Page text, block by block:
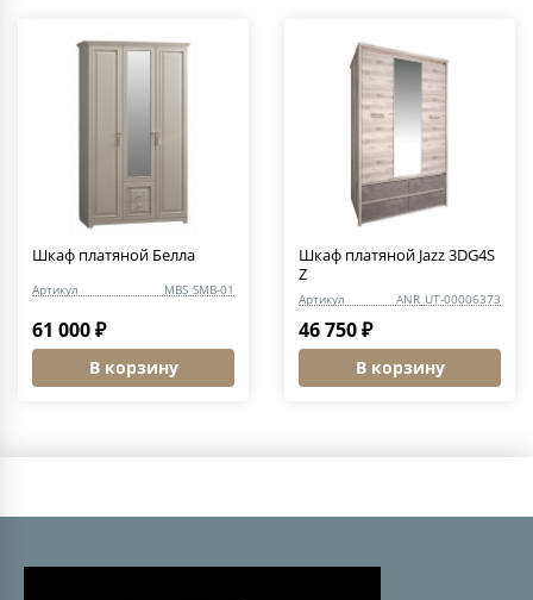
Шкаф платяной Белла
Артикул MBS_SMB-01
61 000 ₽
В корзину
Шкаф платяной Jazz 3DG4S
Z
Артикул ANR_UT-00006373
46 750 ₽
В корзину